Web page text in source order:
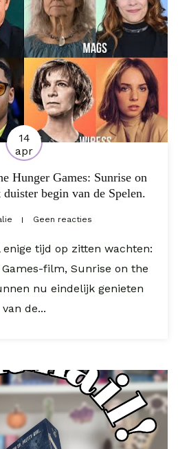
14
apr
Hunger Games: Sunrise on
begin van de Spelen.
Geen reacties
tijd op zitten wachten:
film, Sunrise on the
nu eindelijk genieten
van de...